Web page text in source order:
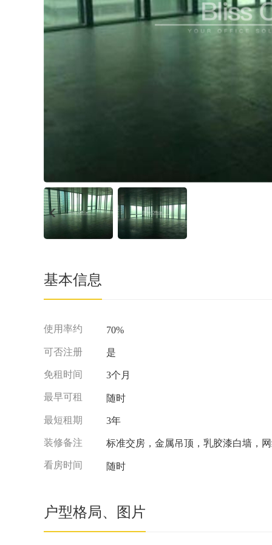
基本信息
使用率约 70%
可否注册 是
免租时间 3个月
最早可租 随时
最短租期 3年
装修备注 标准交房，金属吊顶，乳胶漆白墙，
看房时间 随时
户型格局、图片